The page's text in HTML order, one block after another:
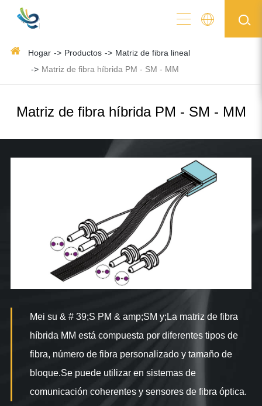
Hogar Productos
Matriz de fibra lineal
Matriz de fibra híbrida PM - SM - MM
Matriz de fibra híbrida PM - SM - MM
Mei su & # 39;S PM & amp;SM y;La matriz de fibra
híbrida MM está compuesta por diferentes tipos de
fibra, número de fibra personalizado y tamaño de
bloque.Se puede utilizar en sistemas de
comunicación coherentes y sensores de fibra óptica.